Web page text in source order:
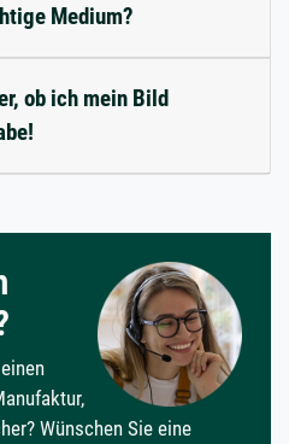
Medium?
ob ich mein Bild
Wünschen Sie eine